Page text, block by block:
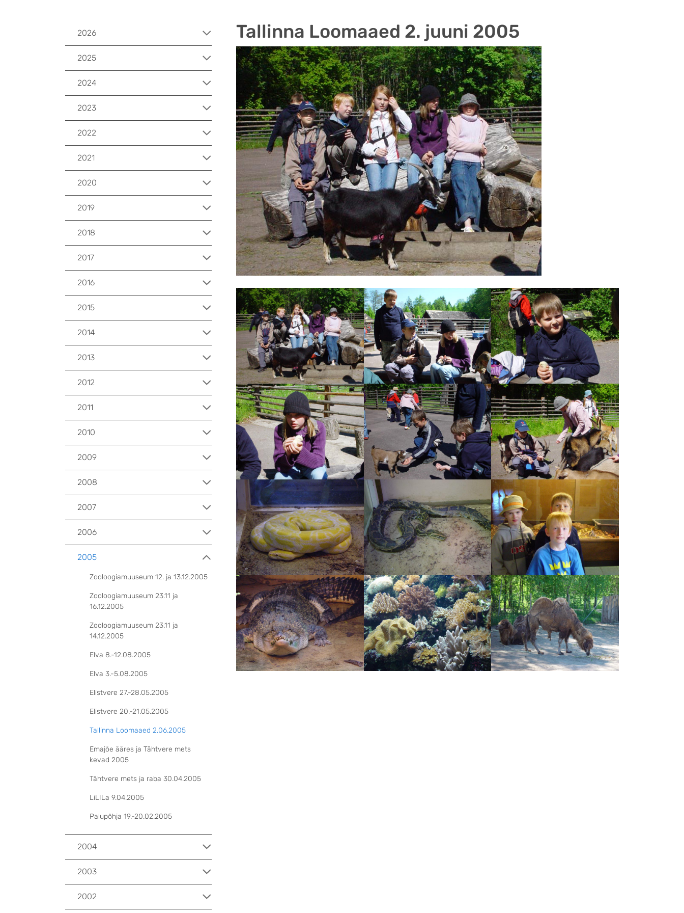
Tallinna Loomaaed 2. juuni 2005
2026
2025
2024
2023
2022
2021
2020
2019
2018
2017
2016
2015
2014
2013
2012
2011
2010
2009
2008
2007
2006
2005
Zooloogiamuuseum 12. ja 13.12.2005
Zooloogiamuuseum 23.11 ja
16.12.2005
Zooloogiamuuseum 23.11 ja
14.12.2005
Elva 8.-12.08.2005
Elva 3.-5.08.2005
Elistvere 27.-28.05.2005
Elistvere 20.-21.05.2005
Tallinna Loomaaed 2.06.2005
Emajõe ääres ja Tähtvere mets
kevad 2005
Tähtvere mets ja raba 30.04.2005
LiLILa 9.04.2005
Palupõhja 19.-20.02.2005
2004
2003
2002